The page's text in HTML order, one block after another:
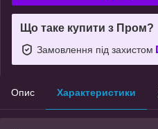
Що таке купити з Пром?
Замовлення під захистом
Опис Характеристики